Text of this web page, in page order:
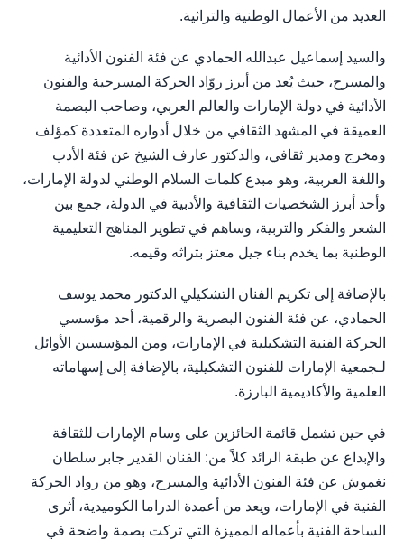
العديد من الأعمال الوطنية والتراثية.
والسيد إسماعيل عبدالله الحمادي عن فئة الفنون الأدائية
والمسرح، حيث يُعد من أبرز روّاد الحركة المسرحية والفنون
الأدائية في دولة الإمارات والعالم العربي، وصاحب البصمة
العميقة في المشهد الثقافي من خلال أدواره المتعددة كمؤلف
ومخرج ومدير ثقافي، والدكتور عارف الشيخ عن فئة الأدب
واللغة العربية، وهو مبدع كلمات السلام الوطني لدولة الإمارات،
وأحد أبرز الشخصيات الثقافية والأدبية في الدولة، جمع بين
الشعر والفكر والتربية، وساهم في تطوير المناهج التعليمية
الوطنية بما يخدم بناء جيل معتز بتراثه وقيمه.
بالإضافة إلى تكريم الفنان التشكيلي الدكتور محمد يوسف
الحمادي، عن فئة الفنون البصرية والرقمية، أحد مؤسسي
الحركة الفنية التشكيلية في الإمارات، ومن المؤسسين الأوائل
لـجمعية الإمارات للفنون التشكيلية، بالإضافة إلى إسهاماته
العلمية والأكاديمية البارزة.
في حين تشمل قائمة الحائزين على وسام الإمارات للثقافة
والإبداع عن طبقة الرائد كلاً من: الفنان القدير جابر سلطان
نغموش عن فئة الفنون الأدائية والمسرح، وهو من رواد الحركة
الفنية في الإمارات، ويعد من أعمدة الدراما الكوميدية، أثرى
الساحة الفنية بأعماله المميزة التي تركت بصمة واضحة في